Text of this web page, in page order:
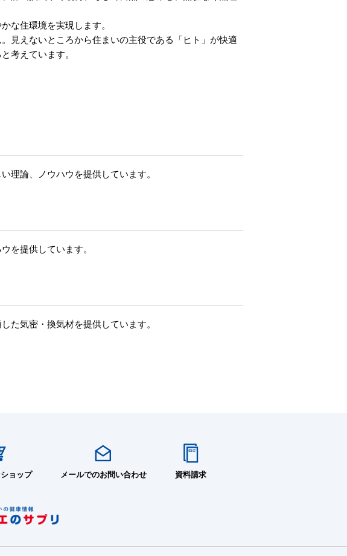
な住環境を実現します。
見えないところから住まいの主役である「ヒト」が快適
考えています。
理論、ノウハウを提供しています。
を提供しています。
た気密・換気材を提供しています。
ョップ メールでのお問い合わせ 資料請求